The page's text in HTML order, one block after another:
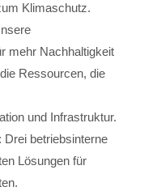
Klimaschutz.
mehr Nachhaltigkeit
Ressourcen, die
und Infrastruktur.
Drei betriebsinterne
Lösungen für